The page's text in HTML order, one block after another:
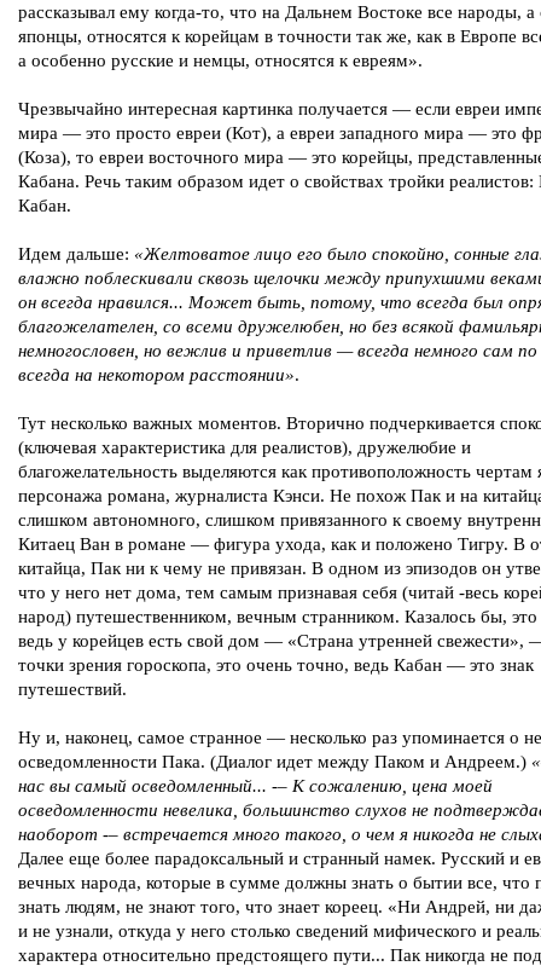
рассказывал ему когда-то, что на Дальнем Востоке все народы, а
японцы, относятся к корейцам в точности так же, как в Европе
а особенно русские и немцы, относятся к евреям».
Чрезвычайно интересная картинка получается — если евреи
мира — это просто евреи (Кот), а евреи западного мира — это
(Коза), то евреи восточного мира — это корейцы,
Кабана. Речь таким образом идет о свойствах тройки реалистов:
Кабан.
Идем дальше: «Желтоватое лицо его было спокойно, сонные
влажно поблескивали сквозь щелочки между припухшими
он всегда нравился... Может быть, потому, что всегда был
благожелателен, со всеми дружелюбен, но без всякой
немногословен, но вежлив и приветлив — всегда немного сам по
всегда на некотором расстоянии».
Тут несколько важных моментов. Вторично подчеркивается
(ключевая характеристика для реалистов), дружелюбие и
благожелательность выделяются как противоположность чертам
персонажа романа, журналиста Кэнси. Не похож Пак и на
слишком автономного, слишком привязанного к своему
Китаец Ван в романе — фигура ухода, как и положено Тигру. В
китайца, Пак ни к чему не привязан. В одном из эпизодов он
что у него нет дома, тем самым признавая себя (читай -весь
народ) путешественником, вечным странником. Казалось бы,
ведь у корейцев есть свой дом — «Страна утренней свежести»,
точки зрения гороскопа, это очень точно, ведь Кабан — это знак
путешествий.
Ну и, наконец, самое странное — несколько раз упоминается о
осведомленности Пака. (Диалог идет между Паком и Андреем.)
нас вы самый осведомленный... -– К сожалению, цена моей
осведомленности невелика, большинство слухов не
наоборот -– встречается много такого, о чем я никогда не
Далее еще более парадоксальный и странный намек. Русский и
вечных народа, которые в сумме должны знать о бытии все, что
знать людям, не знают того, что знает кореец. «Ни Андрей, ни
и не узнали, откуда у него столько сведений мифического и
характера относительно предстоящего пути... Пак никогда не